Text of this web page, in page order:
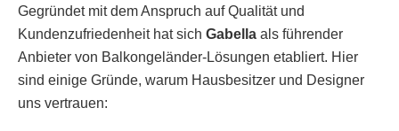
Gegründet mit dem Anspruch auf Qualität und
Kundenzufriedenheit hat sich Gabella als führender
Anbieter von Balkongeländer-Lösungen etabliert. Hier
sind einige Gründe, warum Hausbesitzer und Designer
uns vertrauen: